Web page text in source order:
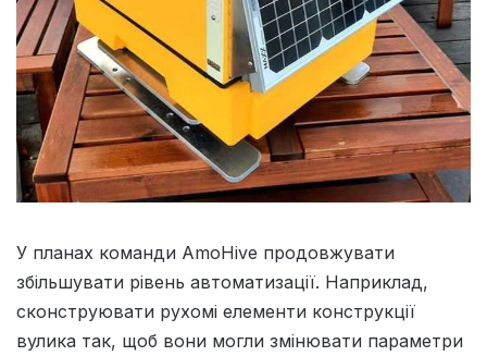
У планах команди AmoHive продовжувати
збільшувати рівень автоматизації. Наприклад,
сконструювати рухомі елементи конструкції
вулика так, щоб вони могли змінювати параметри